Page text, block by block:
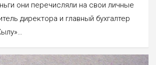
они перечисляли на свои личные
директора и главный бухгалтер